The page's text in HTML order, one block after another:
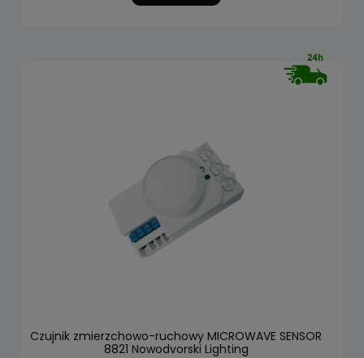
Czujnik zmierzchowo-ruchowy MICROWAVE SENSOR
8821 Nowodvorski Lighting